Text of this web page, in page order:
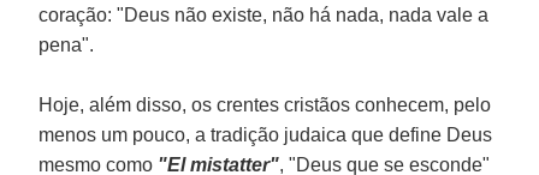
coração: "Deus não existe, não há nada, nada vale a
pena".
Hoje, além disso, os crentes cristãos conhecem, pelo
menos um pouco, a tradição judaica que define Deus
mesmo como "El mistatter", "Deus que se esconde"